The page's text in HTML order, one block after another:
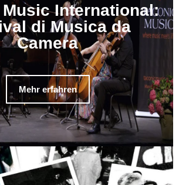
International:
di Musica da
Camera
Mehr erfahren